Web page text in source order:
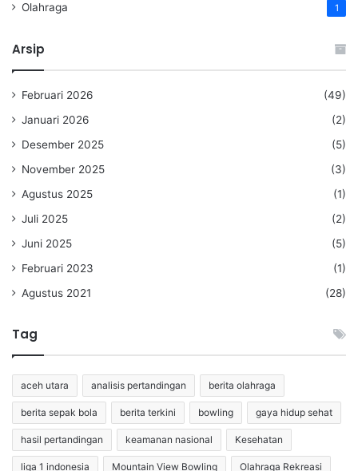
Olahraga 1
Arsip
Februari 2026
(49)
Januari 2026
(2)
Desember 2025
(5)
November 2025
(3)
Agustus 2025
(1)
Juli 2025
(2)
Juni 2025
(5)
Februari 2023
(1)
Agustus 2021
(28)
Tag
aceh utara analisis pertandingan berita olahraga
berita sepak bola berita terkini bowling gaya hidup sehat
hasil pertandingan keamanan nasional Kesehatan
liga 1 indonesia Mountain View Bowling Olahraga Rekreasi